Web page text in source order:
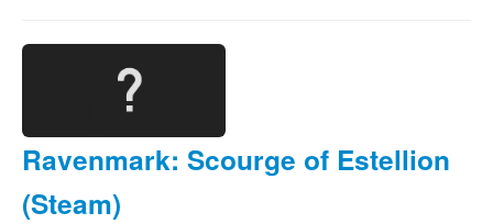
Ravenmark: Scourge of Estellion
(Steam)